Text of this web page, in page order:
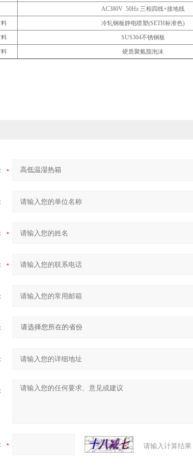
AC380V 50Hz 三相四线+接地线
冷轧钢板静电喷塑(SETH标准色)
SUS304不锈钢板
硬质聚氨脂泡沫
请输入计算结